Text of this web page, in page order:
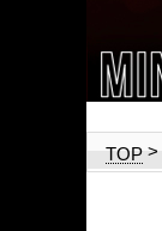
TOP>